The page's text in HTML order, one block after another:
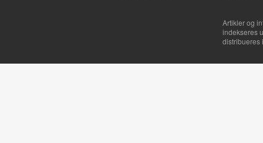
Artikler og
indekseres
distribueres